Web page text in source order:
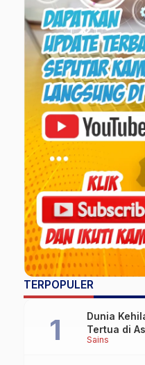
TERPOPULER
Sains
Dunia
Tertua di
Lebih dari